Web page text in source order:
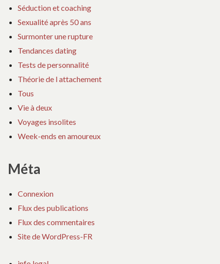
Séduction et coaching
Sexualité après 50 ans
Surmonter une rupture
Tendances dating
Tests de personnalité
Théorie de l attachement
Tous
Vie à deux
Voyages insolites
Week-ends en amoureux
Méta
Connexion
Flux des publications
Flux des commentaires
Site de WordPress-FR